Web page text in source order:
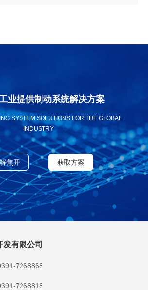
业提供制动系统解决方案
SYSTEM SOLUTIONS FOR THE GLOBAL
INDUSTRY
焦开 获取方案
发有限公司
7268868
7268818